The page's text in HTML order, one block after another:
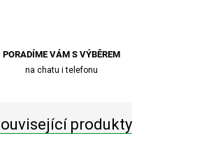
PORADÍME VÁM S VÝBĚREM
na chatu i telefonu
produkty